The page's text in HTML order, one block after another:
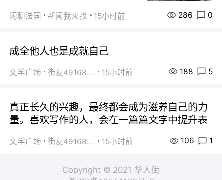
闲聊法国 新闻我来找 15小时前 286 0
成全他人也是成就自己
文学广场 街友49168527 15小时前 188 5
真正长久的兴趣，最终都会成为滋养自己的力
量。喜欢写作的人，会在一篇篇文字中提升表
文学广场 街友49168527 15小时前 106 1
Copyright © 2021 华人街